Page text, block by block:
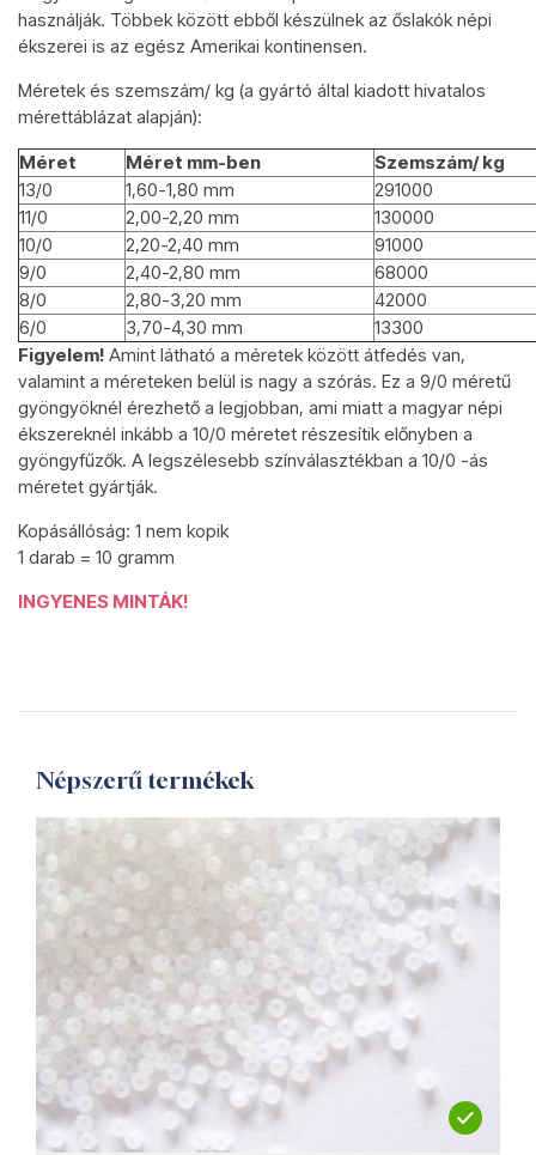
használják. Többek között ebből készülnek az őslakók népi
ékszerei is az egész Amerikai kontinensen.
Méretek és szemszám/ kg (a gyártó által kiadott hivatalos
mérettáblázat alapján):
Méret
Méret mm-ben
Szemszám/ kg
13/0
1,60-1,80 mm
291000
11/0
2,00-2,20 mm
130000
10/0
2,20-2,40 mm
91000
9/0
2,40-2,80 mm
68000
8/0
2,80-3,20 mm
42000
6/0
3,70-4,30 mm
13300
Figyelem! Amint látható a méretek között átfedés van,
valamint a méreteken belül is nagy a szórás. Ez a 9/0 méretű
gyöngyöknél érezhető a legjobban, ami miatt a magyar népi
ékszereknél inkább a 10/0 méretet részesítik előnyben a
gyöngyfűzők. A legszélesebb színválasztékban a 10/0 -ás
méretet gyártják.
Kopásállóság: 1 nem kopik
1 darab = 10 gramm
INGYENES MINTÁK!
Népszerű termékek